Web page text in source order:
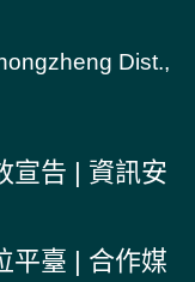
Dist.,
宣告
資訊安
平臺
合作媒